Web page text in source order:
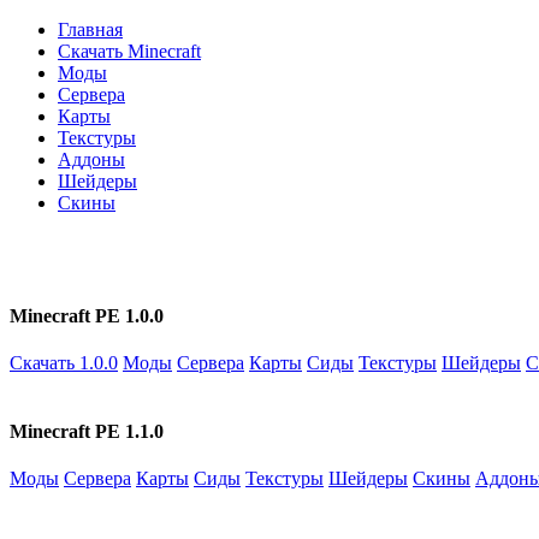
Главная
Скачать Minecraft
Моды
Сервера
Карты
Текстуры
Аддоны
Шейдеры
Скины
Minecraft PE 1.0.0
Скачать 1.0.0 Моды Сервера Карты Сиды Текстуры Шейдеры
Minecraft PE 1.1.0
Моды Сервера Карты Сиды Текстуры Шейдеры Скины